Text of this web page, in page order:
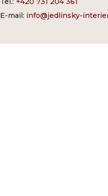
E-mail: info@jedlinsky-